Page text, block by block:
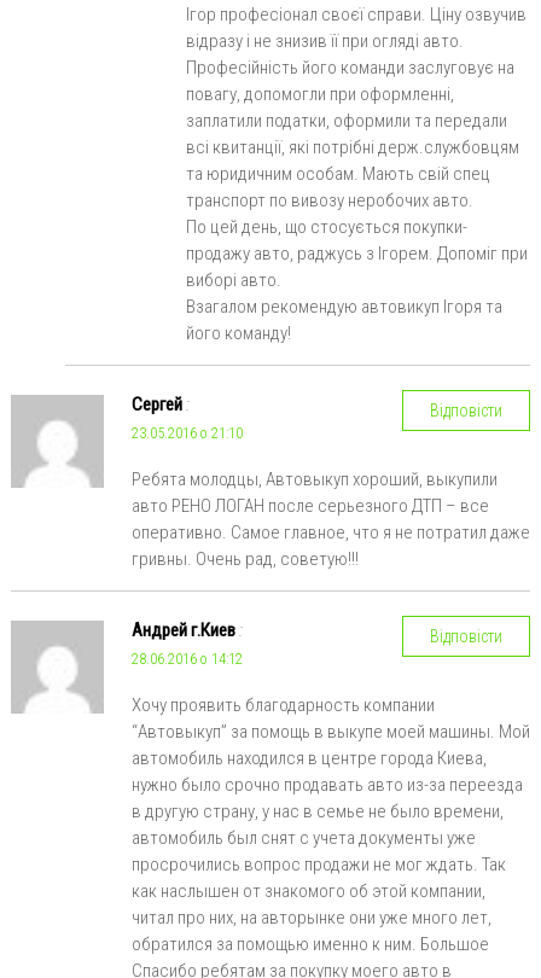
Ігор професіонал своєї справи. Ціну озвучив
відразу і не знизив її при огляді авто.
Професійність його команди заслуговує на
повагу, допомогли при оформленні,
заплатили податки, оформили та передали
всі квитанції, які потрібні держ.службовцям
та юридичним особам. Мають свій спец
транспорт по вивозу неробочих авто.
По цей день, що стосується покупки-
продажу авто, раджусь з Ігорем. Допоміг при
виборі авто.
Взагалом рекомендую автовикуп Ігоря та
його команду!
Сергей:
23.05.2016 о 21:10
Ребята молодцы, Автовыкуп хороший, выкупили
авто РЕНО ЛОГАН после серьезного ДТП – все
оперативно. Самое главное, что я не потратил даже
гривны. Очень рад, советую!!!
Відповісти
Андрей г.Киев:
28.06.2016 о 14:12
Хочу проявить благодарность компании
“Автовыкуп” за помощь в выкупе моей машины. Мой
автомобиль находился в центре города Киева,
нужно было срочно продавать авто из-за переезда
в другую страну, у нас в семье не было времени,
автомобиль был снят с учета документы уже
просрочились вопрос продажи не мог ждать. Так
как наслышен от знакомого об этой компании,
читал про них, на авторынке они уже много лет,
обратился за помощью именно к ним. Большое
Спасибо ребятам за покупку моего авто в
Відповісти